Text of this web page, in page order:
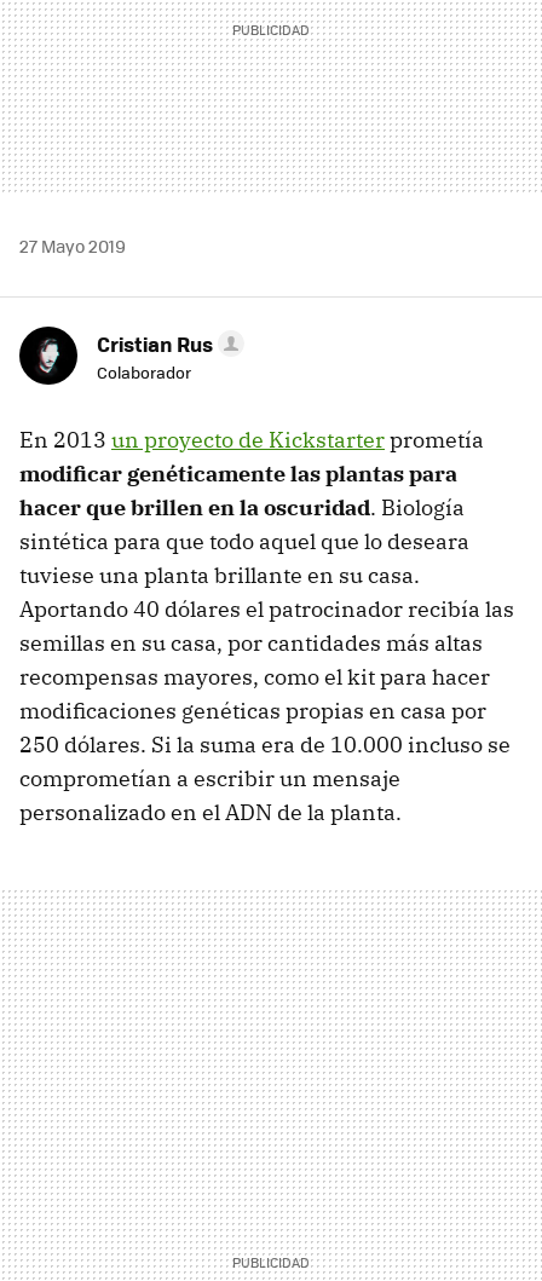
27 Mayo 2019
Cristian Rus
Colaborador
En 2013 un proyecto de Kickstarterprometía
modificar genéticamente las plantas para
hacer que brillen en la oscuridad. Biología
sintética para que todo aquel que lo deseara
tuviese una planta brillante en su casa.
Aportando 40 dólares el patrocinador recibía las
semillas en su casa, por cantidades más altas
recompensas mayores, como el kit para hacer
modificaciones genéticas propias en casa por
250 dólares. Si la suma era de 10.000 incluso se
comprometían a escribir un mensaje
personalizado en el ADN de la planta.